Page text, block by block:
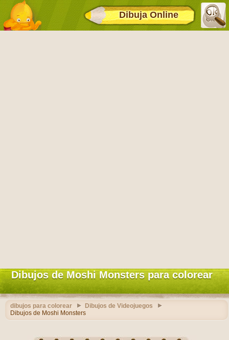
Dibuja Online
Dibujos de Moshi Monsters para colorear
dibujos para colorear
Dibujos de Videojuegos
Dibujos de Moshi Monsters